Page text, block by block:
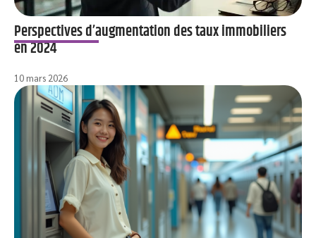
Perspectives d’augmentation des taux immobiliers
en 2024
10 mars 2026